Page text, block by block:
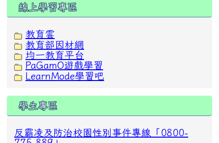
線上學習專區
教育雲
教育部因材網
均一教育平台
PaGamO遊戲學習
LearnMode學習吧
學生專區
反霸凌及防治校園性別事件專線「0800-